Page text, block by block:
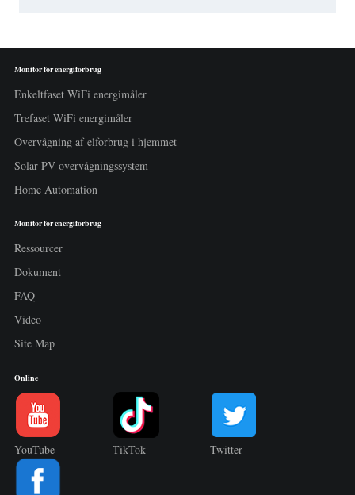
Monitor for energiforbrug
Enkeltfaset WiFi energimåler
Trefaset WiFi energimåler
Overvågning af elforbrug i hjemmet
Solar PV overvågningssystem
Home Automation
Monitor for energiforbrug
Ressourcer
Dokument
FAQ
Video
Site Map
Online
YouTube TikTok Twitter